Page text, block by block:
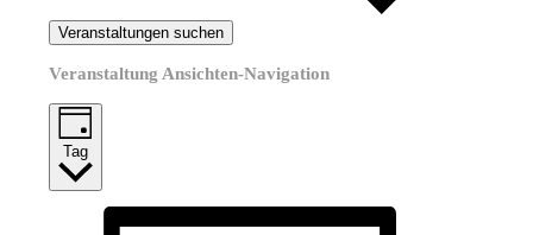
Veranstaltungen suchen
Veranstaltung Ansichten-Navigation
Tag